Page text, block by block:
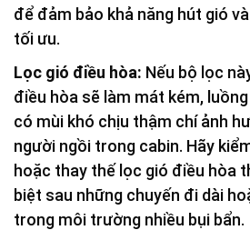
để đảm bảo khả năng hút gió
tối ưu.
Lọc gió điều hòa: Nếu bộ lọc
điều hòa sẽ làm mát kém,
có mùi khó chịu thậm chí ảnh
người ngồi trong cabin. Hãy
hoặc thay thế lọc gió điều hòa
biệt sau những chuyến đi dài
trong môi trường nhiều bụi bẩn.